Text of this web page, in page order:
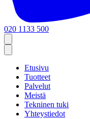
020 1133 500
Etusivu
Tuotteet
Palvelut
Meistä
Tekninen tuki
Yhteystiedot